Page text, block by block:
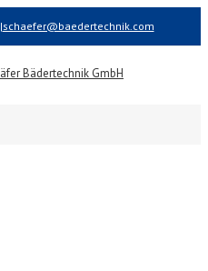
|schaefer@baedertechnik.com